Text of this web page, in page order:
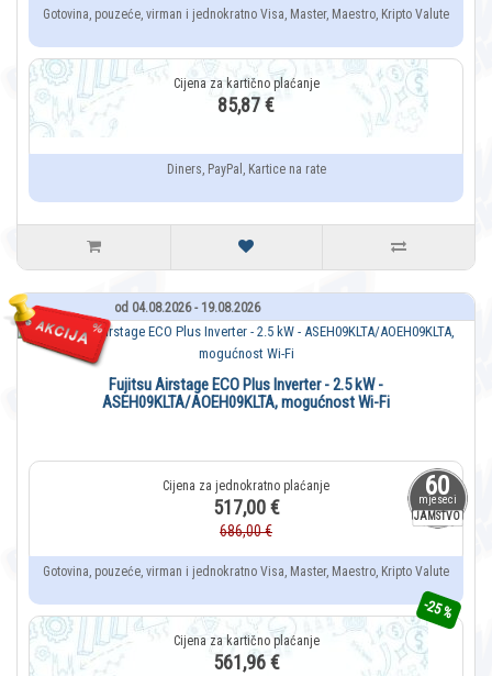
Gotovina, pouzeće, virman i jednokratno Visa, Master, Maestro, Kripto Valute
85,87 €
Diners, PayPal, Kartice na rate
od 04.08.2026 - 19.08.2026
60
mjeseci
JAMSTVO
Fujitsu Airstage ECO Plus Inverter - 2.5 kW -
ASEH09KLTA/AOEH09KLTA, mogućnost Wi-Fi
517,00 €
686,00 €
Gotovina, pouzeće, virman i jednokratno Visa, Master, Maestro, Kripto Valute
-25 %
561,96 €